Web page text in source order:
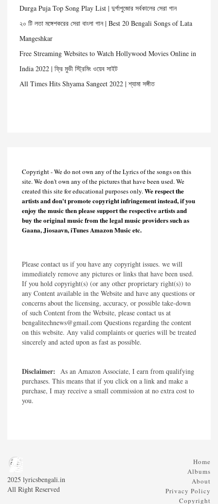
Durga Puja Top Song Play List | দুর্গাপুজোর সর্বকালের সেরা গান
২০ টি লতা মঙ্গেশকরের সেরা বাংলা গান | Best 20 Bengali Songs of Lata
Mangeshkar
Free Streaming Websites to Watch Hollywood Movies Online in
India 2022 | ফ্রি মুভী স্ট্রিমিং ওয়েব সাইট
All Times Hits Shyama Sangeet 2022 | শ্যামা সঙ্গীত
Copyright - We do not own any of the Lyrics of the songs on this
site. We don't own any of the pictures that have been used. We
created this site for educational purposes only.We respect the
artists and don't promote copyright infringement instead, if you
enjoy the music then please support the respective artists and
buy the original music from the legal music providers such as
Gaana, Jiosaavn, iTunes Amazon Music etc.
Please contact us if you have any copyright issues. we will
immediately remove any pictures or links that have been used.
If you hold copyright(s) (or any other proprietary right(s)) to
any Content available in the Website and have any questions or
concerns about the licensing, accuracy, or possible take-down
of such Content from the Website, please contact us at
bengalitechnews@gmail.com Questions regarding the content
on this website. Any valid complaints or queries will be treated
sincerely and acted upon as fast as possible.​
Disclaimer: As an Amazon Associate, I earn from qualifying
purchases. This means that if you click on a link and make a
purchase, I may receive a small commission at no extra cost to
you.
2025 lyricsbengali.in
All Right Reserved
Home
Albums
About
Privacy Policy
Copyright